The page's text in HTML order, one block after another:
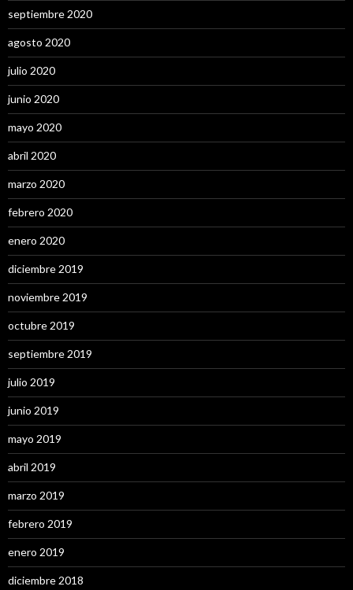
septiembre 2020
agosto 2020
julio 2020
junio 2020
mayo 2020
abril 2020
marzo 2020
febrero 2020
enero 2020
diciembre 2019
noviembre 2019
octubre 2019
septiembre 2019
julio 2019
junio 2019
mayo 2019
abril 2019
marzo 2019
febrero 2019
enero 2019
diciembre 2018